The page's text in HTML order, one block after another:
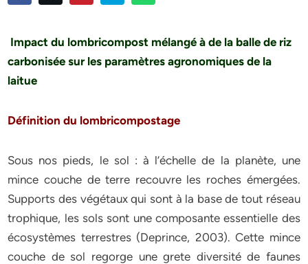
Impact du lombricompost mélangé à de la balle de riz
carbonisée sur les paramètres agronomiques de la
laitue
Définition du lombricompostage
Sous nos pieds, le sol : à l’échelle de la planète, une
mince couche de terre recouvre les roches émergées.
Supports des végétaux qui sont à la base de tout réseau
trophique, les sols sont une composante essentielle des
écosystèmes terrestres (Deprince, 2003). Cette mince
couche de sol regorge une grete diversité de faunes